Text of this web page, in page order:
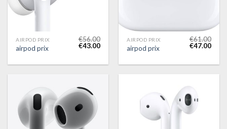
AIRPOD PRIX
airpod prix
€56.00
€43.00
AIRPOD PRIX
airpod prix
€61.00
€47.00